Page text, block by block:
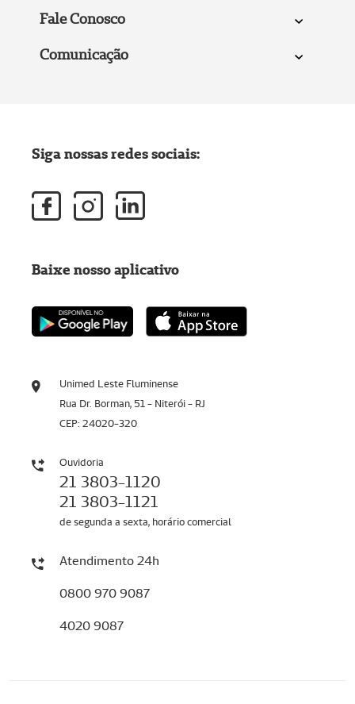
Fale Conosco
Comunicação
Unimed Leste Fluminense
Rua Dr. Borman, 51 - Niterói - RJ
CEP: 24020-320
Ouvidoria
21 3803-1120
21 3803-1121
de segunda a sexta, horário comercial
Atendimento 24h
0800 970 9087
4020 9087
Siga nossas redes sociais:
Baixe nosso aplicativo